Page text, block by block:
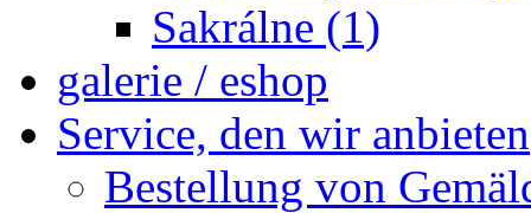
Sakrálne (1)
galerie / eshop
Service, den wir anbieten
Bestellung von